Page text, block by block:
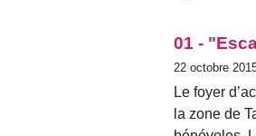
01 -
22 octobre
Le foyer
la zone de